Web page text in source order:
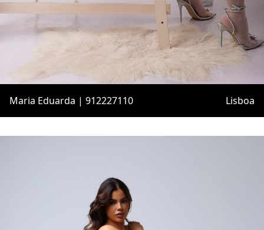
Maria Eduarda | 912227110 Lisboa